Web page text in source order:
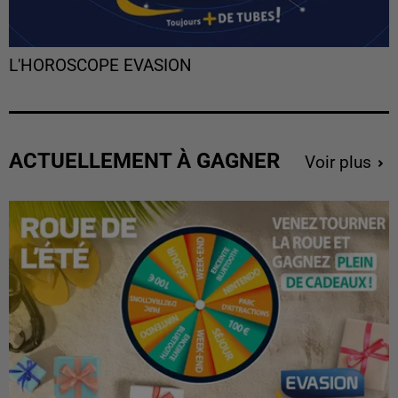
L'HOROSCOPE EVASION
ACTUELLEMENT À GAGNER Voir plus